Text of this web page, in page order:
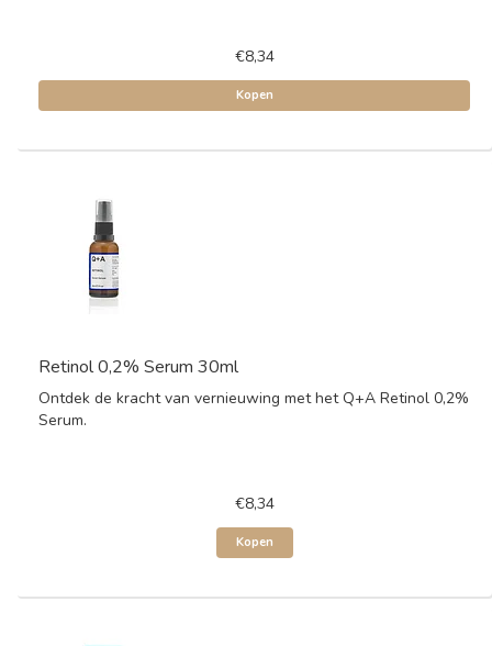
€8,34
Kopen
Retinol 0,2% Serum 30ml
Ontdek de kracht van vernieuwing met het Q+A Retinol 0,2%
Serum.
€8,34
Kopen